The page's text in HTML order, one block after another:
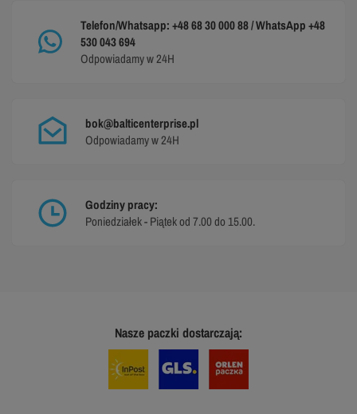
Telefon/Whatsapp: +48 68 30 000 88 / WhatsApp +48
530 043 694
Odpowiadamy w 24H
bok@balticenterprise.pl
Odpowiadamy w 24H
Godziny pracy:
Poniedziałek - Piątek od 7.00 do 15.00.
Nasze paczki dostarczają: